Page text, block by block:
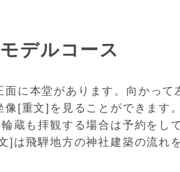
デルコース
に本堂があります。向かっ
[重文]を見ることができます
蔵も拝観する場合は予約をし
]は飛騨地方の神社建築の流れ